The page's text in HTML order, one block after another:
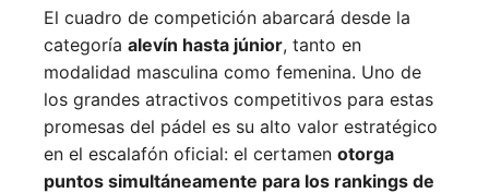
El cuadro de competición abarcará desde la
categoría alevín hasta júnior, tanto en
modalidad masculina como femenina. Uno de
los grandes atractivos competitivos para estas
promesas del pádel es su alto valor estratégico
en el escalafón oficial: el certamen otorga
puntos simultáneamente para los rankings de